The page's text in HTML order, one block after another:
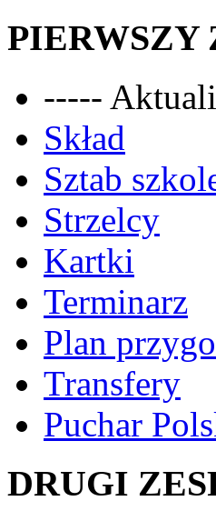
PIERWSZY
-----
Skład
Sztab
Strzelcy
Kartki
Terminarz
Plan
Transfery
Puchar
DRUGI